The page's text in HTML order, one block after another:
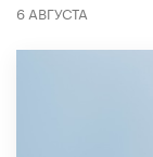
6 АВГУСТА